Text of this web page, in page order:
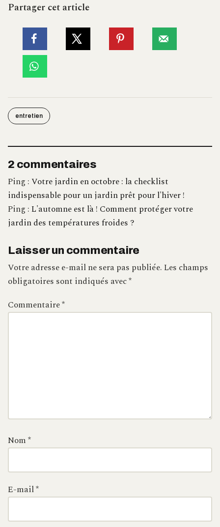
Partager cet article
entretien
2 commentaires
Ping :Votre jardin en octobre : la checklist
indispensable pour un jardin prêt pour l'hiver !
Ping :L'automne est là ! Comment protéger votre
jardin des températures froides ?
Laisser un commentaire
Votre adresse e-mail ne sera pas publiée.Les champs
obligatoires sont indiqués avec*
Commentaire*
Nom*
E-mail*